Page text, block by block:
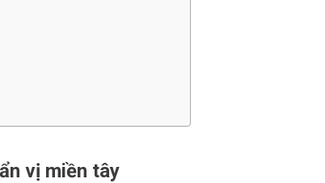
vị miền tây